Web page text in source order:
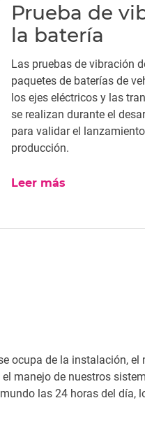
Prueba de
la batería
Las pruebas de vibración
paquetes de baterías de
los ejes eléctricos y las
se realizan durante el
para validar el
producción.
Leer más
ocupa de la instalación, el
manejo de nuestros
las 24 horas del día,